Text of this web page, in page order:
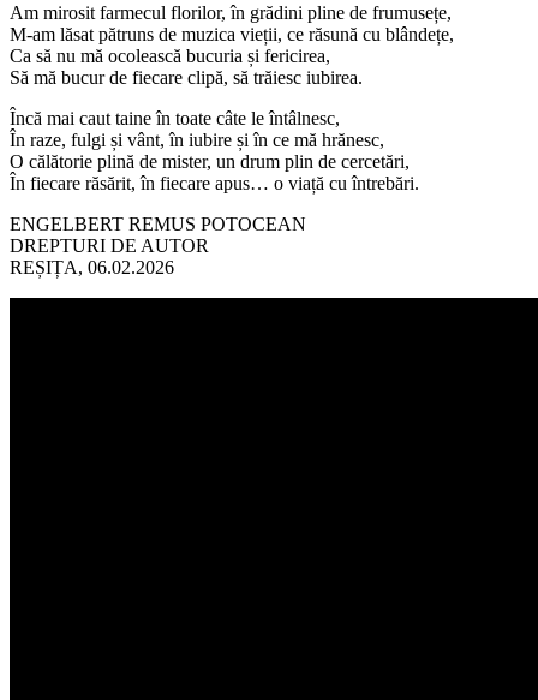
Am mirosit farmecul florilor, în grădini pline de frumusețe,
M-am lăsat pătruns de muzica vieții, ce răsună cu blândețe,
Ca să nu mă ocolească bucuria și fericirea,
Să mă bucur de fiecare clipă, să trăiesc iubirea.
Încă mai caut taine în toate câte le întâlnesc,
În raze, fulgi și vânt, în iubire și în ce mă hrănesc,
O călătorie plină de mister, un drum plin de cercetări,
În fiecare răsărit, în fiecare apus… o viață cu întrebări.
ENGELBERT REMUS POTOCEAN
DREPTURI DE AUTOR
REȘIȚA, 06.02.2026